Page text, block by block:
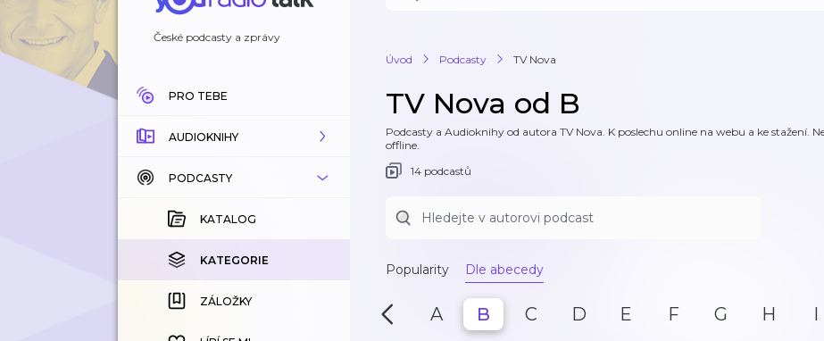
České podcasty a zprávy
PRO TEBE
AUDIOKNIHY
KATALOG
KOUPENÉ
KATEGORIE
ZÁLOŽKY
PODCASTY
KATALOG
KATEGORIE
ZÁLOŽKY
Úvod Podcasty TV Nova
TV Nova od B
Podcasty a Audioknihy od autora TV Nova. K poslechu online na webu a ke stažení.
offline.
14 podcastů
Popularity Dle abecedy
A B C D E F G H I